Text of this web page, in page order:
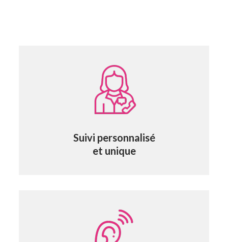
Suivi personnalisé
et unique